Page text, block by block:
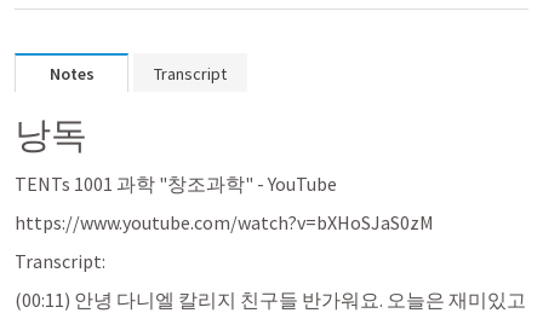
Notes Transcript
낭독
TENTs 1001 과학 "창조과학" - YouTube
https://www.youtube.com/watch?v=bXHoSJaS0zM
Transcript:
(00:11) 안녕 다니엘 칼리지 친구들 반가워요. 오늘은 재미있고